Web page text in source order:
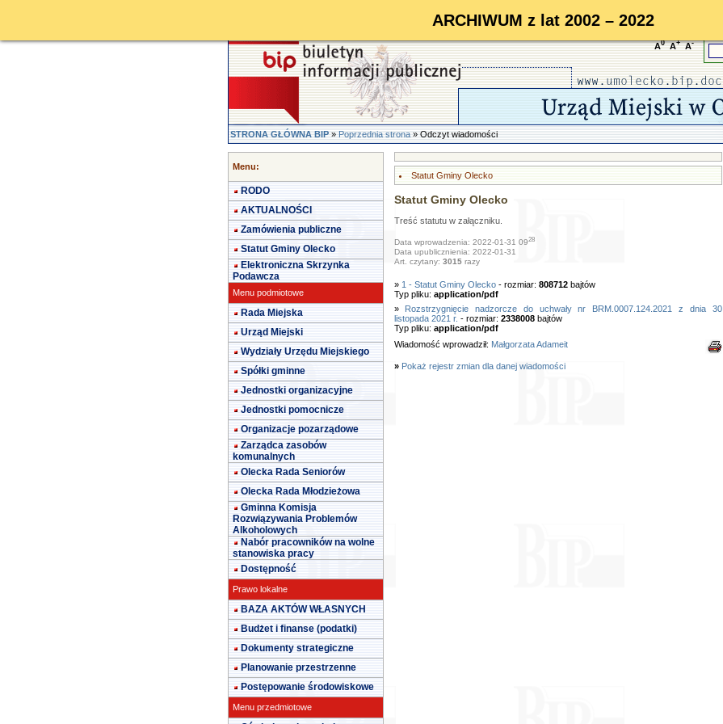
ARCHIWUM z lat 2002 – 2022
A0 A+ A-
STRONA GŁÓWNA BIP»Poprzednia strona» Odczyt wiadomości
Menu:
RODO
AKTUALNOŚCI
Zamówienia publiczne
Statut Gminy Olecko
Elektroniczna Skrzynka
Podawcza
Menu podmiotowe
Rada Miejska
Urząd Miejski
Wydziały Urzędu Miejskiego
Spółki gminne
Jednostki organizacyjne
Jednostki pomocnicze
Organizacje pozarządowe
Zarządca zasobów
komunalnych
Olecka Rada Seniorów
Olecka Rada Młodzieżowa
Gminna Komisja
Rozwiązywania Problemów
Alkoholowych
Nabór pracowników na wolne
stanowiska pracy
Dostępność
Prawo lokalne
BAZA AKTÓW WŁASNYCH
Budżet i finanse (podatki)
Dokumenty strategiczne
Planowanie przestrzenne
Postępowanie środowiskowe
Menu przedmiotowe
Statut Gminy Olecko
Statut Gminy Olecko
Treść statutu w załączniku.
Data wprowadzenia: 2022-01-31 0928
Data upublicznienia: 2022-01-31
Art. czytany: 3015razy
» 1 - Statut Gminy Olecko- rozmiar: 808712bajtów
Typ pliku: application/pdf
» Rozstrzygnięcie nadzorcze do uchwały nr BRM.0007.124.2021 z dnia 30
listopada 2021 r. - rozmiar: 2338008bajtów
Typ pliku: application/pdf
Wiadomość wprowadził: Małgorzata Adameit
» Pokaż rejestr zmian dla danej wiadomości